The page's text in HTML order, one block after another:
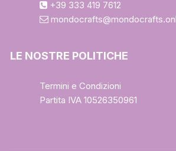
+39 333 419 7612
LE NOSTRE POLITICHE
Termini e Condizioni
Partita IVA 10526350961